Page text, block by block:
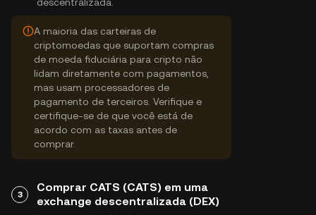
A maioria das carteiras de
criptomoedas que suportam compras
de moeda fiduciária para cripto não
lidam diretamente com pagamentos,
mas usam processadores de
pagamento de terceiros. Verifique e
certifique-se de que você está de
acordo com as taxas antes de
comprar.
3
Comprar CATS (CATS) em uma
exchange descentralizada (DEX)